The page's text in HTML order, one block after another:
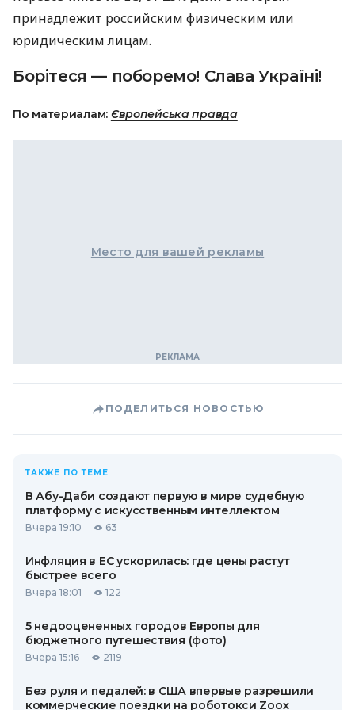
принадлежит российским физическим или
юридическим лицам.
Борітеся — поборемо! Слава Україні!
По материалам: Європейська правда
Место для вашей рекламы
ПОДЕЛИТЬСЯ НОВОСТЬЮ
ТАКЖЕ ПО ТЕМЕ
В Абу-Даби создают первую в мире судебную
платформу с искусственным интеллектом
Вчера 19:10 63
Инфляция в ЕС ускорилась: где цены растут
быстрее всего
Вчера 18:01 122
5 недооцененных городов Европы для
бюджетного путешествия (фото)
Вчера 15:16 2119
Без руля и педалей: в США впервые разрешили
коммерческие поездки на роботокси Zoox